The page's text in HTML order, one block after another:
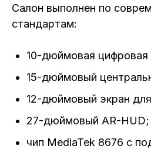
Салон выполнен по
стандартам:
10-дюймовая цифровая
15-дюймовый
12-дюймовый экран
27-дюймовый AR-HUD;
чип MediaTek 8676 с